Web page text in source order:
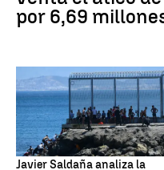
por 6,69
Javier Saldaña analiza la